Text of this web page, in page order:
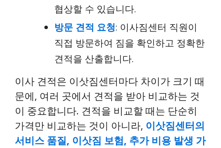
협상할 수 있습니다.
방문 견적 요청: 이사짐센터 직원이
직접 방문하여 짐을 확인하고 정확한
견적을 산출합니다.
이사 견적은 이삿짐센터마다 차이가 크기 때
문에, 여러 곳에서 견적을 받아 비교하는 것
이 중요합니다. 견적을 비교할 때는 단순히
가격만 비교하는 것이 아니라, 이삿짐센터의
서비스 품질, 이삿짐 보험, 추가 비용 발생 가